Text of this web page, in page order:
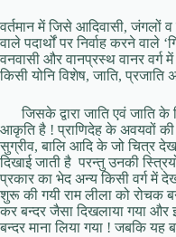
वर्तमान में जिसे आदिवासी, जंगलों
वाले पदार्थों पर निर्वाह करने वाले
वनवासी और वानप्रस्थ वानर वर्ग
किसी योनि विशेष, जाति, प्रजाति
जिसके द्वारा जाति एवं जाति के
आकृति है ! प्राणिदेह के अवयवों की
सुग्रीव, बालि आदि के जो चित्र
दिखाई जाती है परन्तु उनकी
प्रकार का भेद अन्य किसी वर्ग में
शुरू की गयी राम लीला को रोचक
कर बन्दर जैसा दिखलाया गया
बन्दर माना लिया गया ! जबकि यह